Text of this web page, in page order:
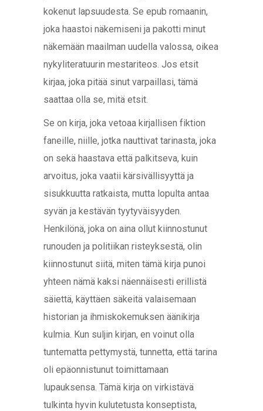
kokenut lapsuudesta. Se epub romaanin,
joka haastoi näkemiseni ja pakotti minut
näkemään maailman uudella valossa, oikea
nykyliteratuurin mestariteos. Jos etsit
kirjaa, joka pitää sinut varpaillasi, tämä
saattaa olla se, mitä etsit.
Se on kirja, joka vetoaa kirjallisen fiktion
faneille, niille, jotka nauttivat tarinasta, joka
on sekä haastava että palkitseva, kuin
arvoitus, joka vaatii kärsivällisyyttä ja
sisukkuutta ratkaista, mutta lopulta antaa
syvän ja kestävän tyytyväisyyden.
Henkilönä, joka on aina ollut kiinnostunut
runouden ja politiikan risteyksestä, olin
kiinnostunut siitä, miten tämä kirja punoi
yhteen nämä kaksi näennäisesti erillistä
säiettä, käyttäen säkeitä valaisemaan
historian ja ihmiskokemuksen äänikirja
kulmia. Kun suljin kirjan, en voinut olla
tuntematta pettymystä, tunnetta, että tarina
oli epäonnistunut toimittamaan
lupauksensa. Tämä kirja on virkistävä
tulkinta hyvin kulutetusta konseptista,